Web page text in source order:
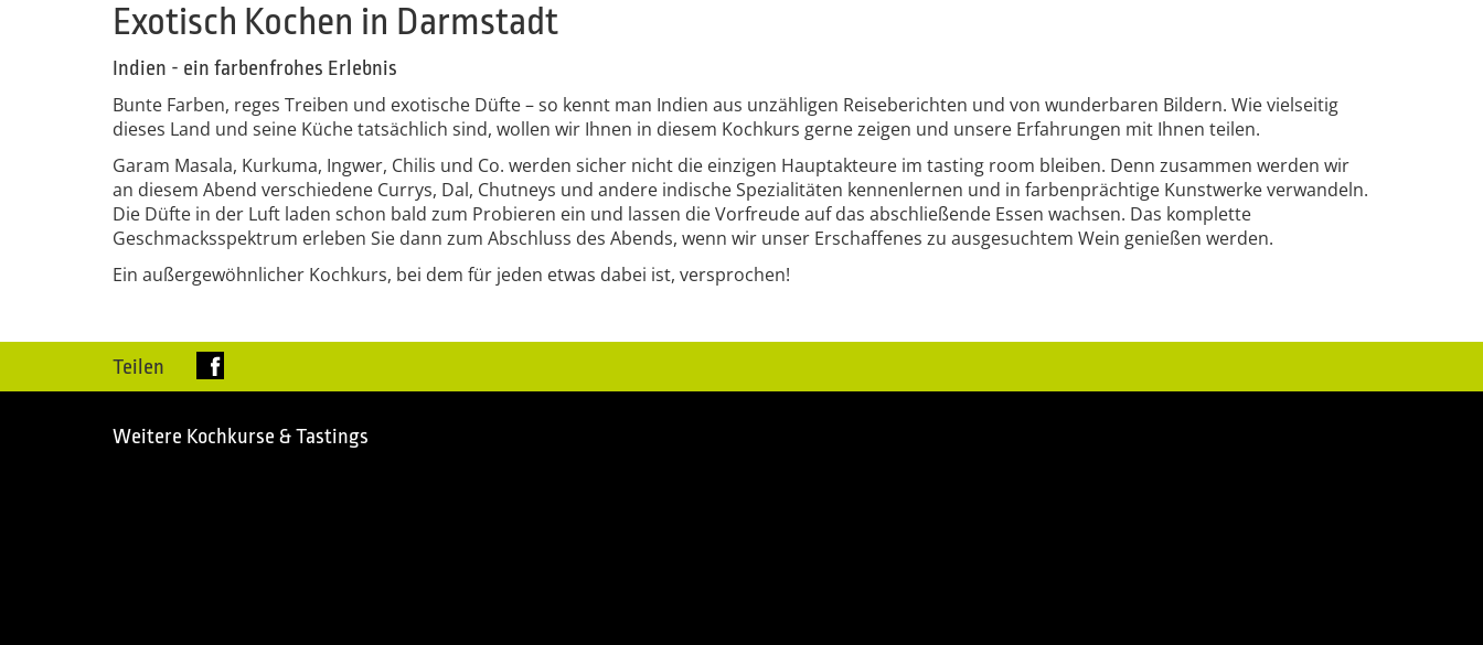
Exotisch Kochen in Darmstadt
Indien - ein farbenfrohes Erlebnis
Bunte Farben, reges Treiben und exotische Düfte – so kennt man Indien aus unzähligen Reiseberichten und von wunderbaren Bildern. Wie vielseitig
dieses Land und seine Küche tatsächlich sind, wollen wir Ihnen in diesem Kochkurs gerne zeigen und unsere Erfahrungen mit Ihnen teilen.
Garam Masala, Kurkuma, Ingwer, Chilis und Co. werden sicher nicht die einzigen Hauptakteure im tasting room bleiben. Denn zusammen werden wir
an diesem Abend verschiedene Currys, Dal, Chutneys und andere indische Spezialitäten kennenlernen und in farbenprächtige Kunstwerke verwandeln.
Die Düfte in der Luft laden schon bald zum Probieren ein und lassen die Vorfreude auf das abschließende Essen wachsen. Das komplette
Geschmacksspektrum erleben Sie dann zum Abschluss des Abends, wenn wir unser Erschaffenes zu ausgesuchtem Wein genießen werden.
Ein außergewöhnlicher Kochkurs, bei dem für jeden etwas dabei ist, versprochen!
Teilen
Weitere Kochkurse & Tastings